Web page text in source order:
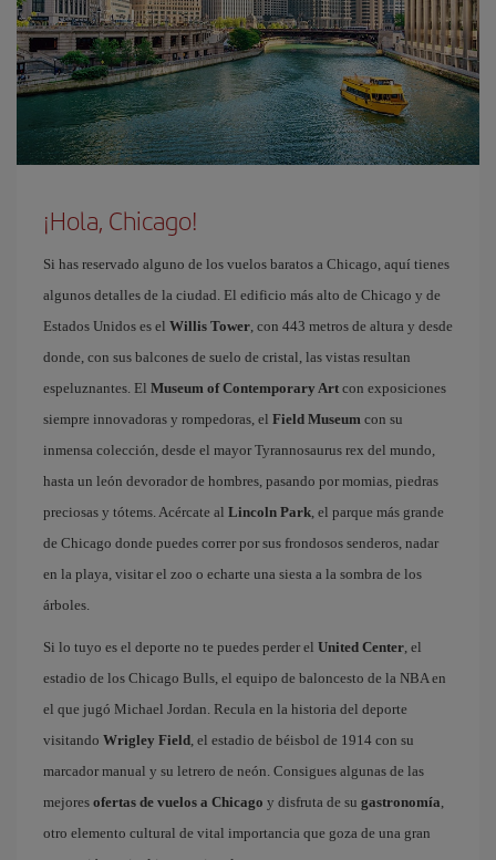
¡Hola, Chicago!
Si has reservado alguno de los vuelos baratos a Chicago, aquí tienes
algunos detalles de la ciudad. El edificio más alto de Chicago y de
Estados Unidos es el Willis Tower, con 443 metros de altura y desde
donde, con sus balcones de suelo de cristal, las vistas resultan
espeluznantes. El Museum of Contemporary Art con exposiciones
siempre innovadoras y rompedoras, el Field Museum con su
inmensa colección, desde el mayor Tyrannosaurus rex del mundo,
hasta un león devorador de hombres, pasando por momias, piedras
preciosas y tótems. Acércate al Lincoln Park, el parque más grande
de Chicago donde puedes correr por sus frondosos senderos, nadar
en la playa, visitar el zoo o echarte una siesta a la sombra de los
árboles.
Si lo tuyo es el deporte no te puedes perder el United Center, el
estadio de los Chicago Bulls, el equipo de baloncesto de la NBA en
el que jugó Michael Jordan. Recula en la historia del deporte
visitando Wrigley Field, el estadio de béisbol de 1914 con su
marcador manual y su letrero de neón. Consigues algunas de las
mejores ofertas de vuelos a Chicago y disfruta de su gastronomía,
otro elemento cultural de vital importancia que goza de una gran